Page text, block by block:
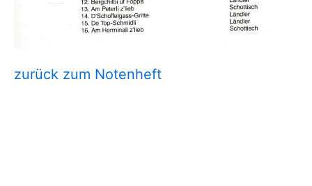
zurück zum Notenheft